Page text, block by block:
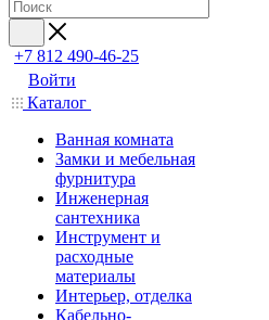
+7 812 490-46-25
Войти
Каталог
Ванная комната
Замки и мебельная
фурнитура
Инженерная
сантехника
Инструмент и
расходные
материалы
Интерьер, отделка
Кабельно-